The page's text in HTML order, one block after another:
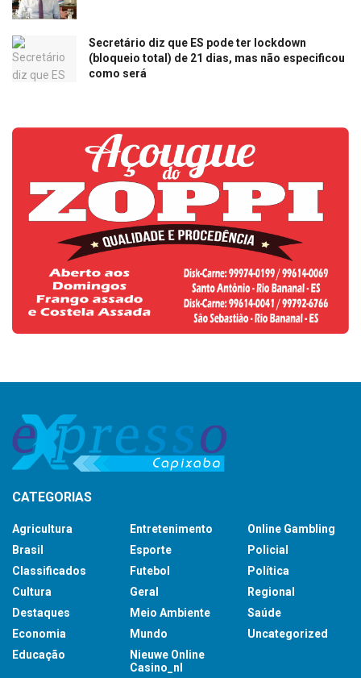
Secretário diz que ES pode ter lockdown
(bloqueio total) de 21 dias, mas não especificou
como será
CATEGORIAS
Agricultura
Brasil
Classificados
Cultura
Destaques
Economia
Educação
Entretenimento
Esporte
Futebol
Geral
Meio Ambiente
Mundo
Nieuwe Online
Casino_nl
Online Gambling
Policial
Política
Regional
Saúde
Uncategorized